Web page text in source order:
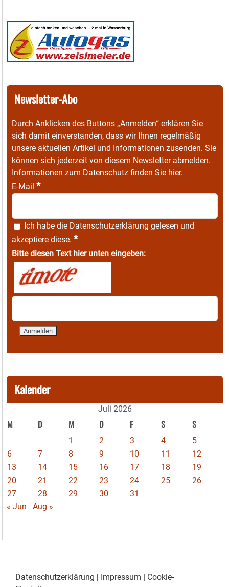
Newsletter-Abo
Durch Anklicken des Buttons „Anmelden“ erklären Sie
sich damit einverstanden, dass wir Ihnen regelmäßig
unsere aktuellen Artikel und Informationen zusenden. Sie
können sich jederzeit von diesem Newsletter abmelden.
Informationen zum Datenschutz finden Sie hier.
E-Mail *
Ich habe die Datenschutzerklärung gelesen und
akzeptiere diese. *
Bitte diesen Text hier unten eingeben:
Kalender
Juli 2026
M D M D F S S
1 2 3 4
5
6
7 8 9 10 11
12
13
14 15 16 17 18
19
20
21 22 23 24 25
26
27
28 29 30
31
« Jun
Aug »
Datenschutzerklärung Impressum
Cookie-